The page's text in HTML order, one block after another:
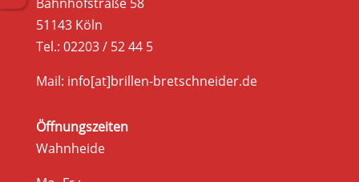
51143 Köln
Tel.: 02203 / 52 44 5
Mail: info[at]brillen-bretschneider.de
Öffnungszeiten
Wahnheide